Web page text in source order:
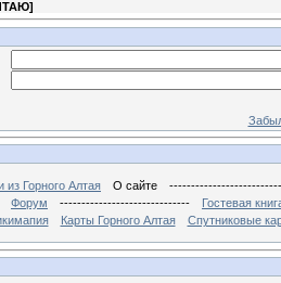
]
из Горного Алтая О сайте
Форум ------------------------------
Гостевая
Карты Горного Алтая Спутниковые